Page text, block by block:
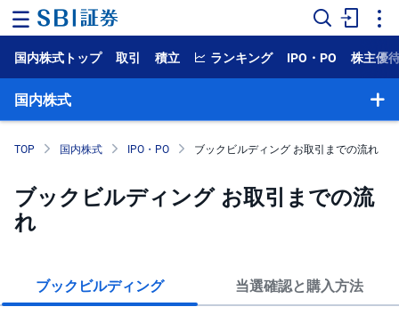
ー
ム
ー
ト
NISA
内
株
式
国内株式トップ 取引 積立 ランキング IPO・PO 株主優
国内株式
TOP 国内株式 IPO・PO ブックビルディング お取引までの流れ
ブックビルディング お取引までの流
れ
ブックビルディング 当選確認と購入方法